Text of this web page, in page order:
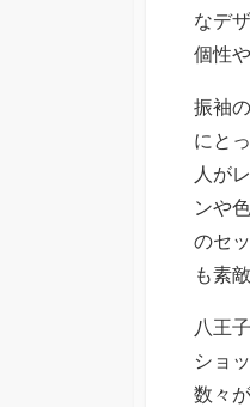
なデ
個性
振袖
にと
人が
ンや
のセ
も素
八王
ショ
数々